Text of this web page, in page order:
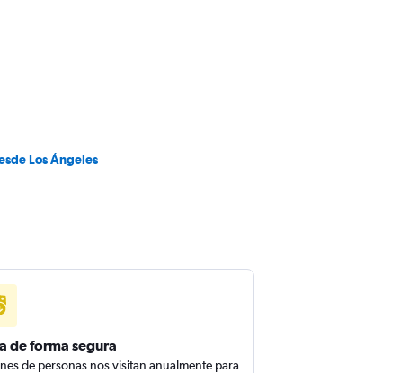
Los Ángeles
de forma segura
de personas nos visitan anualmente para